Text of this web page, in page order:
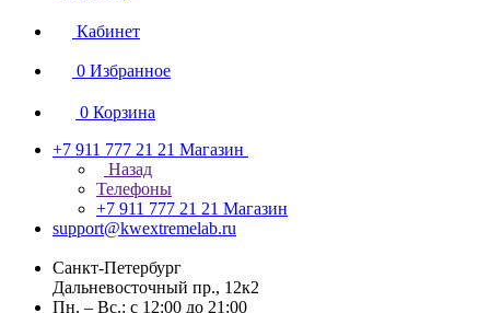
Кабинет
0 Избранное
0 Корзина
+7 911 777 21 21 Магазин
Назад
Телефоны
+7 911 777 21 21 Магазин
support@kwextremelab.ru
Санкт-Петербург
Дальневосточный пр., 12к2
Пн. – Вс.: с 12:00 до 21:00